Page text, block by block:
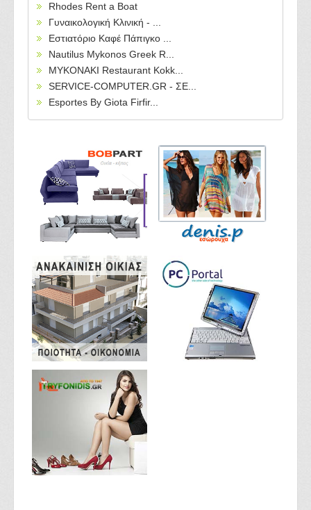
Rhodes Rent a Boat
Γυναικολογική Κλινική - ...
Εστιατόριο Καφέ Πάπιγκο ...
Nautilus Mykonos Greek R...
MYKONAKI Restaurant Kokk...
SERVICE-COMPUTER.GR - ΣΕ...
Esportes By Giota Firfir...